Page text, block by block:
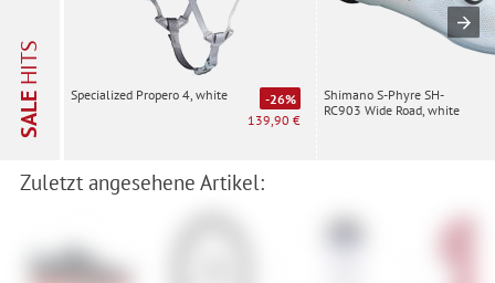
SALE
HITS
Specialized Propero 4, white
-26%
139,90 €
Shimano S-Phyre SH-
RC903 Wide Road, white
Zuletzt angesehene Artikel: